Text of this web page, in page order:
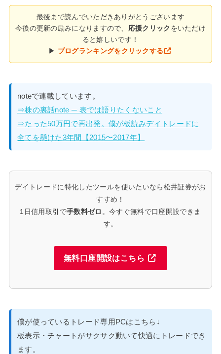
最後まで読んでいただきありがとうございます
今後の更新の励みになりますので、 応援クリック をいただけ
ると嬉しいです！
▶ ブログランキングをクリックする
noteで連載しています。
⇒株の裏話note ─ 表では語りたくないこと
⇒たった50万円で再出発。僕が板読みデイトレードに
全てを懸けた3年間【2015〜2017年】
デイトレードに特化したツールを使いたいなら松井証券がお
すすめ！
1日信用取引で手数料ゼロ 。今すぐ無料で口座開設できま
す。
無料口座開設はこちら
僕が使っているトレード専用PCはこちら↓
板表示・チャートがサクサク動いて快適にトレードでき
ます。